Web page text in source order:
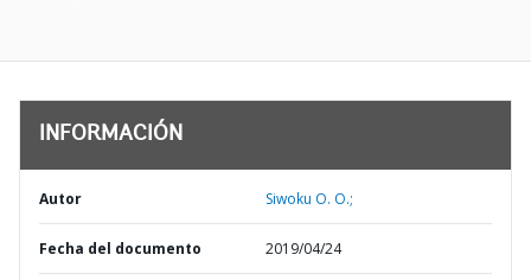
INFORMACIÓN
Autor Siwoku O. O.;
Fecha del documento 2019/04/24